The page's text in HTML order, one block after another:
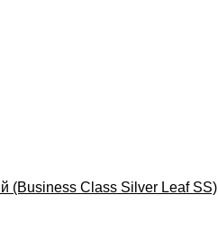
(Business Class Silver Leaf SS)